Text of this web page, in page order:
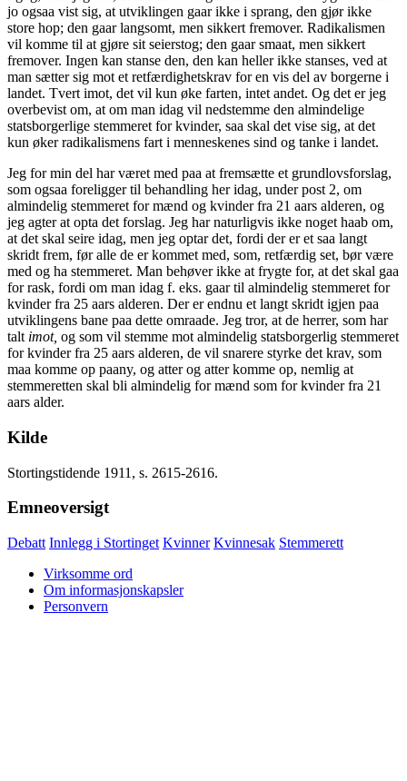
jo ogsaa vist sig, at utviklingen gaar ikke i sprang, den gjør ikke
store hop; den gaar langsomt, men sikkert fremover. Radikalismen
vil komme til at gjøre sit seierstog; den gaar smaat, men sikkert
fremover. Ingen kan stanse den, den kan heller ikke stanses, ved at
man sætter sig mot et retfærdighetskrav for en vis del av borgerne i
landet. Tvert imot, det vil kun øke farten, intet andet. Og det er jeg
overbevist om, at om man idag vil nedstemme den almindelige
statsborgerlige stemmeret for kvinder, saa skal det vise sig, at det
kun øker radikalismens fart i menneskenes sind og tanke i landet.
Jeg for min del har været med paa at fremsætte et grundlovsforslag,
som ogsaa foreligger til behandling her idag, under post 2, om
almindelig stemmeret for mænd og kvinder fra 21 aars alderen, og
jeg agter at opta det forslag. Jeg har naturligvis ikke noget haab om,
at det skal seire idag, men jeg optar det, fordi der er et saa langt
skridt frem, før alle de er kommet med, som, retfærdig set, bør være
med og ha stemmeret. Man behøver ikke at frygte for, at det skal gaa
for rask, fordi om man idag f. eks. gaar til almindelig stemmeret for
kvinder fra 25 aars alderen. Der er endnu et langt skridt igjen paa
utviklingens bane paa dette omraade. Jeg tror, at de herrer, som har
talt imot, og som vil stemme mot almindelig statsborgerlig stemmeret
for kvinder fra 25 aars alderen, de vil snarere styrke det krav, som
maa komme op paany, og atter og atter komme op, nemlig at
stemmeretten skal bli almindelig for mænd som for kvinder fra 21
aars alder.
Kilde
Stortingstidende 1911, s. 2615-2616.
Emneoversigt
Debatt Innlegg i Stortinget Kvinner Kvinnesak Stemmerett
Virksomme ord
Om informasjonskapsler
Personvern